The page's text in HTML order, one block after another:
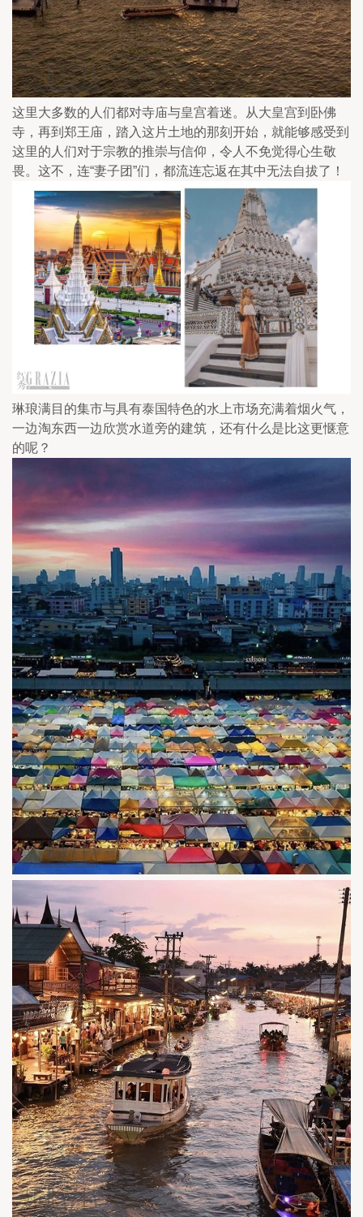
这里大多数的人们都对寺庙与皇宫着迷。从大皇宫到卧佛
寺，再到郑王庙，踏入这片土地的那刻开始，就能够感受到
这里的人们对于宗教的推崇与信仰，令人不免觉得心生敬
畏。这不，连“妻子团”们，都流连忘返在其中无法自拔了！
琳琅满目的集市与具有泰国特色的水上市场充满着烟火气，
一边淘东西一边欣赏水道旁的建筑，还有什么是比这更惬意
的呢？